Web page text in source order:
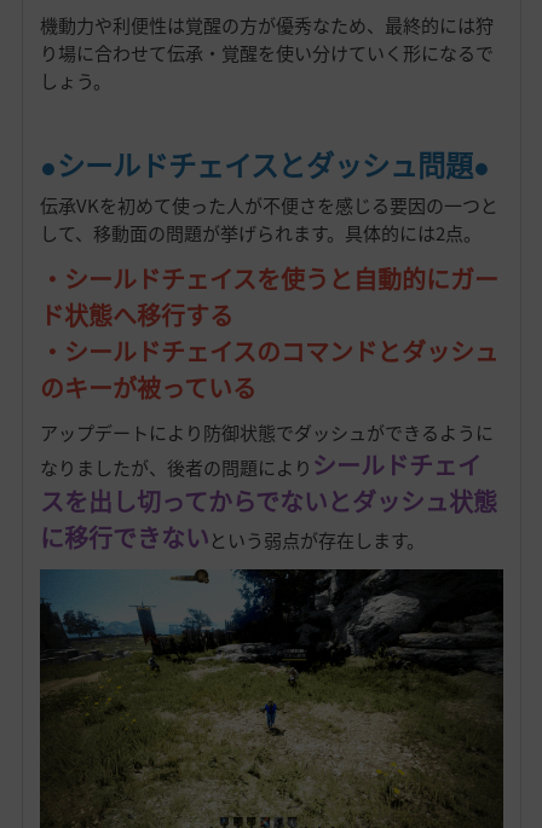
機動力や利便性は覚醒の方が優秀なため、最終的には狩
り場に合わせて伝承・覚醒を使い分けていく形になるで
しょう。
●シールドチェイスとダッシュ問題●
伝承VKを初めて使った人が不便さを感じる要因の一つと
して、移動面の問題が挙げられます。具体的には2点。
・シールドチェイスを使うと自動的にガー
ド状態へ移行する
・シールドチェイスのコマンドとダッシュ
のキーが被っている
アップデートにより防御状態でダッシュができるように
なりましたが、後者の問題により シールドチェイ
スを出し切ってからでないとダッシュ状態
に移行できないという弱点が存在します。